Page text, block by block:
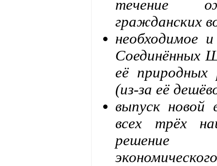
течение
гражданских
необходимое
Соединённых
её природных
(из-за её
выпуск
всех трёх
решение